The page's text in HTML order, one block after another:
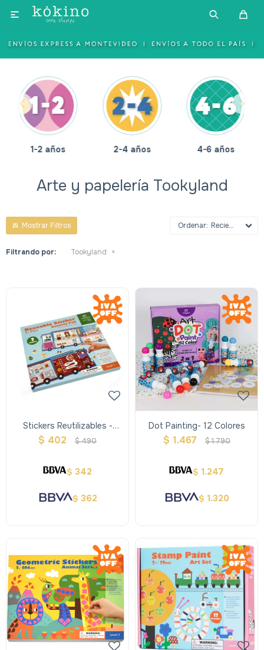

1-2 años 2-4 años 4-6 años
Arte y papelería Tookyland
Recientes
Filtrando por: Tookyland
Stickers Reutilizables -
Activity Pad
$ 402 $490
$ 342
$ 362
Dot Painting- 12 Colores
$ 1.467 $1.790
$ 1.247
$ 1.320